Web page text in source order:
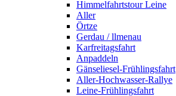
Himmelfahrtstour Leine
Aller
Örtze
Gerdau / llmenau
Karfreitagsfahrt
Anpaddeln
Gänseliesel-Frühlingsfahrt
Aller-Hochwasser-Rallye
Leine-Frühlingsfahrt